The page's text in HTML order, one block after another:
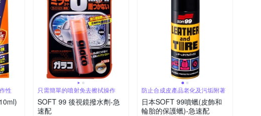
性 只需簡單的噴射免去擦拭操作
SOFT 99 後視鏡撥水劑-急
速配
防止合成皮產品老化及污垢附著
日本SOFT 99噴蠟(皮飾和
輪胎的保護蠟)-急速配